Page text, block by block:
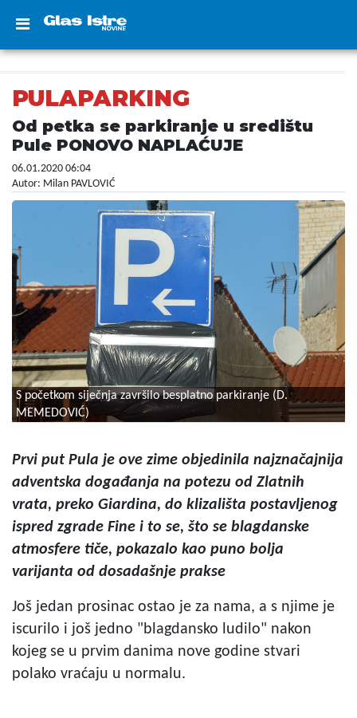
PULAPARKING
Od petka se parkiranje u središtu
Pule PONOVO NAPLAĆUJE
06.01.2020 06:04
Autor: Milan PAVLOVIĆ
S početkom siječnja završilo besplatno parkiranje (D.
MEMEDOVIĆ)
Prvi put Pula je ove zime objedinila najznačajnija
adventska događanja na potezu od Zlatnih
vrata, preko Giardina, do klizališta postavljenog
ispred zgrade Fine i to se, što se blagdanske
atmosfere tiče, pokazalo kao puno bolja
varijanta od dosadašnje prakse
Još jedan prosinac ostao je za nama, a s njime je
iscurilo i još jedno "blagdansko ludilo" nakon
kojeg se u prvim danima nove godine stvari
polako vraćaju u normalu.